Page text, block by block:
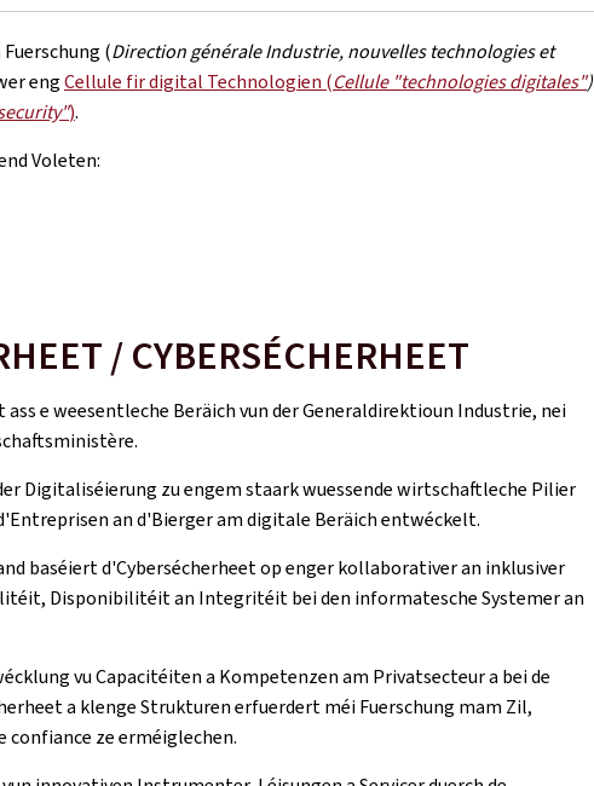
(Direction générale Industrie, nouvelles technologies et
engCellule fir digital Technologien (Cellule "technologies digitales")
).
Voleten:
/ CYBERSÉCHERHEET
e weesentleche Beräich vun der Generaldirektioun Industrie, nei
Digitaliséierung zu engem staark wuessende wirtschaftleche Pilier
an d'Bierger am digitale Beräich entwéckelt.
baséiert d'Cybersécherheet op enger kollaborativer an inklusiver
Disponibilitéit an Integritéit bei den informatesche Systemer an
vu Capacitéiten a Kompetenzen am Privatsecteur a bei de
a klenge Strukturen erfuerdert méi Fuerschung mam Zil,
confiance ze erméiglechen.